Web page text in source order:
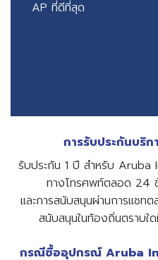
AP ที่ดีที่สุด
การรับประกันบริ
รับประกัน 1 ปี สำหรับ
ทางโทรศพท์ตลอด 24
และการสนับสนุนผ่านการแชทต
สนับสนุนในท้องถิ่นตราบ
กรณีซื้ออุปกรณ์ Aruba